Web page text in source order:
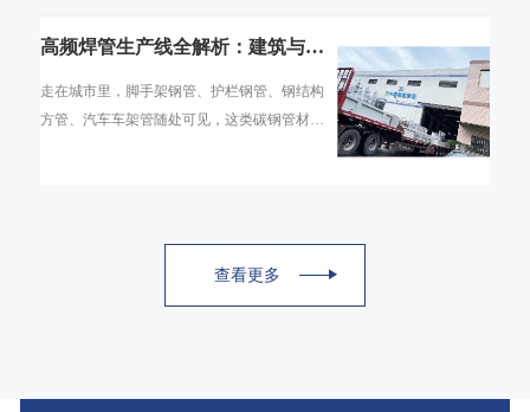
高频焊管生产线全解析：建筑与交
走在城市里，脚手架钢管、护栏钢管、钢结构
方管、汽车车架管随处可见，这类碳钢管材绝
查看更多